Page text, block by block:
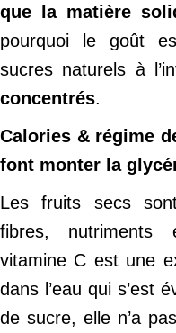
que la matière
pourquoi le goût
sucres naturels à
concentrés.
Calories & régime
font monter la
Les fruits secs
fibres, nutriments
vitamine C est une
dans l’eau qui s’est
de sucre, elle n’a